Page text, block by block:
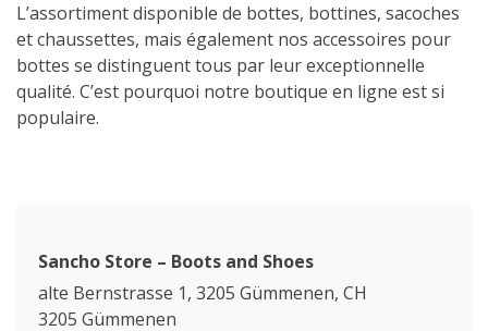
L’assortiment disponible de bottes, bottines, sacoches
et chaussettes, mais également nos accessoires pour
bottes se distinguent tous par leur exceptionnelle
qualité. C’est pourquoi notre boutique en ligne est si
populaire.
Sancho Store – Boots and Shoes
alte Bernstrasse 1, 3205 Gümmenen, CH
3205 Gümmenen